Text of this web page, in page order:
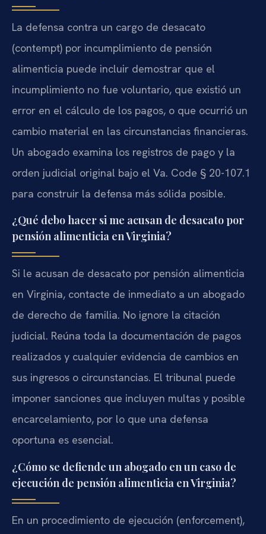
La defensa contra un cargo de desacato
(contempt) por incumplimiento de pensión
alimenticia puede incluir demostrar que el
incumplimiento no fue voluntario, que existió un
error en el cálculo de los pagos, o que ocurrió un
cambio material en las circunstancias financieras.
Un abogado examina los registros de pago y la
orden judicial original bajo el Va. Code § 20-107.1
para construir la defensa más sólida posible.
¿Qué debo hacer si me acusan de desacato por
pensión alimenticia en Virginia?
Si le acusan de desacato por pensión alimenticia
en Virginia, contacte de inmediato a un abogado
de derecho de familia. No ignore la citación
judicial. Reúna toda la documentación de pagos
realizados y cualquier evidencia de cambios en
sus ingresos o circunstancias. El tribunal puede
imponer sanciones que incluyen multas y posible
encarcelamiento, por lo que una defensa
oportuna es esencial.
¿Cómo se defiende un abogado en un caso de
ejecución de pensión alimenticia en Virginia?
En un procedimiento de ejecución (enforcement),